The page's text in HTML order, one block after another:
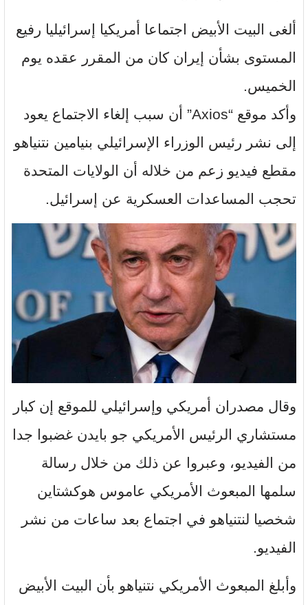
ألغى البيت الأبيض اجتماعا أمريكيا إسرائيليا رفيع
المستوى بشأن إيران كان من المقرر عقده يوم
الخميس.
وأكد موقع “Axios” أن سبب إلغاء الاجتماع يعود
إلى نشر رئيس الوزراء الإسرائيلي بنيامين نتنياهو
مقطع فيديو زعم من خلاله أن الولايات المتحدة
تحجب المساعدات العسكرية عن إسرائيل.
وقال مصدران أمريكي وإسرائيلي للموقع إن كبار
مستشاري الرئيس الأمريكي جو بايدن غضبوا جدا
من الفيديو، وعبروا عن ذلك من خلال رسالة
سلمها المبعوث الأمريكي عاموس هوكشتاين
شخصيا لنتنياهو في اجتماع بعد ساعات من نشر
الفيديو.
وأبلغ المبعوث الأمريكي نتنياهو بأن البيت الأبيض